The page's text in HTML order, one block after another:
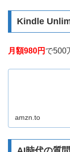
Kindle
月額980円 で500
amzn.to